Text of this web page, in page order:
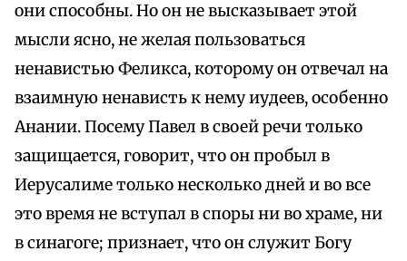
они способны. Но он не высказывает этой
мысли ясно, не желая пользоваться
ненавистью Феликса, которому он отвечал на
взаимную ненависть к нему иудеев, особенно
Анании. Посему Павел в своей речи только
защищается, говорит, что он пробыл в
Иерусалиме только несколько дней и во все
это время не вступал в споры ни во храме, ни
в синагоге; признает, что он служит Богу